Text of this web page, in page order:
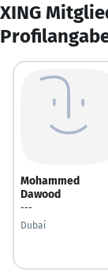
XING
Mohammed
Dawood
---
Dubai